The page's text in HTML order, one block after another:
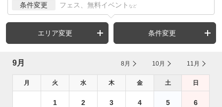
条件変更 フェス、無料イベント など
エリア変更 条件変更
9月 8月 10月 11月
月 火 水 木 金 土 日
1 2 3 4 5 6